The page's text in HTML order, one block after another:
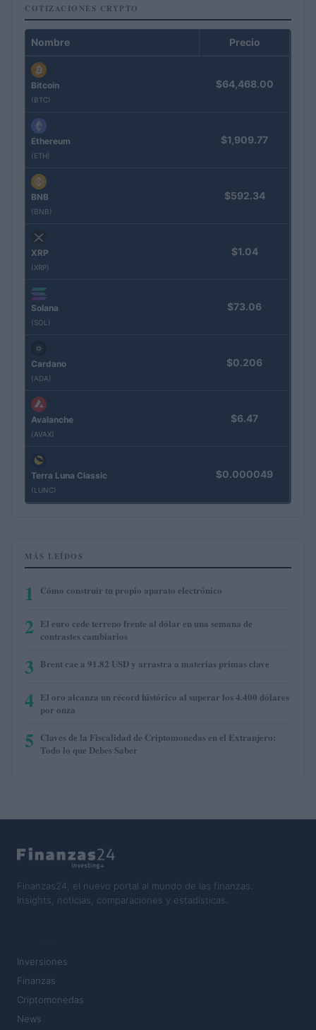
COTIZACIONES CRYPTO
Nombre Precio
Bitcoin
(BTC)
$64,468.00
Ethereum
(ETH)
$1,909.77
BNB
(BNB)
$592.34
XRP
(XRP)
$1.04
Solana
(SOL)
$73.06
Cardano
(ADA)
$0.206
Avalanche
(AVAX)
$6.47
Terra Luna Classic
(LUNC)
$0.000049
MÁS LEÍDOS
1 Cómo construir tu propio aparato electrónico
2 El euro cede terreno frente al dólar en una semana de
contrastes cambiarios
3 Brent cae a 91.82 USD y arrastra a materias primas clave
4 El oro alcanza un récord histórico al superar los 4.400 dólares
por onza
5 Claves de la Fiscalidad de Criptomonedas en el Extranjero:
Todo lo que Debes Saber
Finanzas24, el nuevo portal al mundo de las finanzas.
Insights, noticias, comparaciones y estadísticas.
Inversiones
Finanzas
Criptomonedas
News